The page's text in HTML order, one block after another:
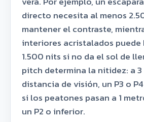
directo necesita al menos
mantener el contraste,
interiores acristalados puede
1.500 nits si no da el sol de
pitch determina la nitidez: a
distancia de visión, un P3 o
si los peatones pasan a 1
un P2 o inferior.